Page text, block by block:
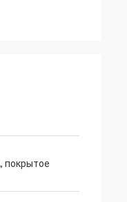
покрытое